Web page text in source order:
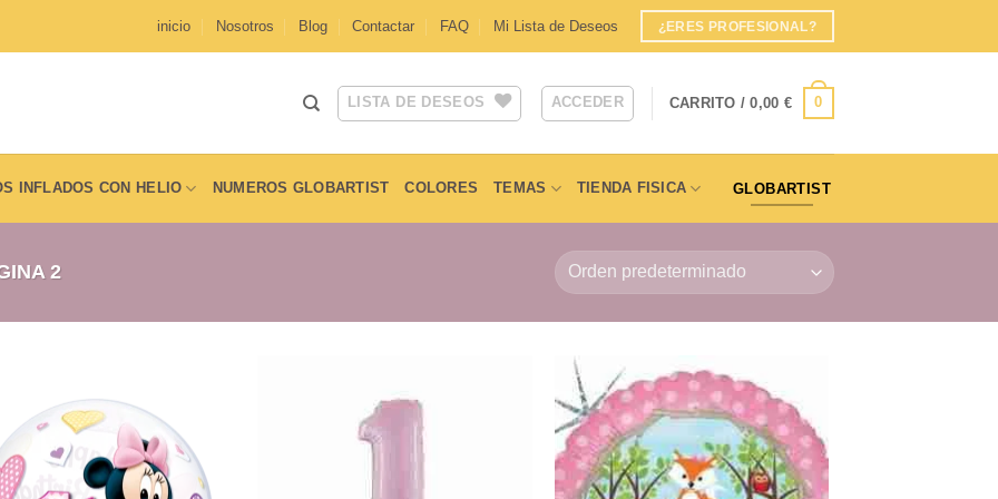
inicio Nosotros Blog Contactar FAQ Mi Lista de Deseos ¿ERES PROFESIONAL?
LISTA DE DESEOS ACCEDER CARRITO /0,00 € 0
INFLADOS CON HELIO NUMEROS GLOBARTIST COLORES TEMAS TIENDA FISICA GLOBARTIST
2
lista de
deseos
Añadir
lista de
deseos